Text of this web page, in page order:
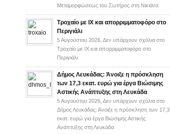
Μεταμορφώσεως του Σωτήρος στη Νικιάνα
Τροχαίο με ΙΧ και απορριμματοφόρο στο
Περιγιάλι
5 Αυγούστου 2026, Δεν υπάρχουν σχόλια στο
Τροχαίο με ΙΧ και απορριμματοφόρο στο
Περιγιάλι
Δήμος Λευκάδας: Άνοιξε η πρόσκληση
των 17,3 εκατ. ευρώ για έργα Βιώσιμης
Αστικής Ανάπτυξης στη Λευκάδα
5 Αυγούστου 2026, Δεν υπάρχουν σχόλια στο
Δήμος Λευκάδας: Άνοιξε η πρόσκληση των 17,3
εκατ. ευρώ για έργα Βιώσιμης Αστικής
Ανάπτυξης στη Λευκάδα